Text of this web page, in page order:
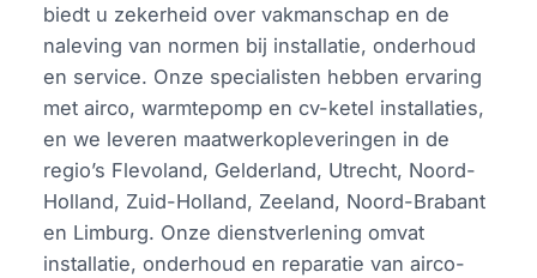
biedt u zekerheid over vakmanschap en de
naleving van normen bij installatie, onderhoud
en service. Onze specialisten hebben ervaring
met airco, warmtepomp en cv-ketel installaties,
en we leveren maatwerkopleveringen in de
regio’s Flevoland, Gelderland, Utrecht, Noord-
Holland, Zuid-Holland, Zeeland, Noord-Brabant
en Limburg. Onze dienstverlening omvat
installatie, onderhoud en reparatie van airco-